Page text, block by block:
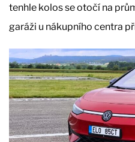
tenhle kolos se otočí na
garáži u nákupního centra